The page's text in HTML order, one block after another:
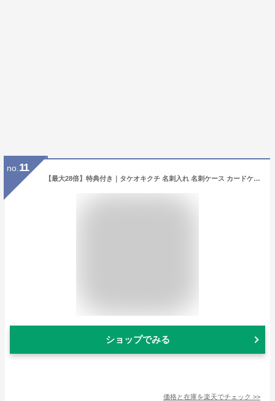
no. 11
【最大28倍】特典付き｜タケオキクチ 名刺入れ 名刺ケース カードケース メンズ ブランド スリム レザー 本革 薄型 薄い TAKEO KIKUCHI 266620
ショップでみる
価格と在庫を楽天でチェック >>